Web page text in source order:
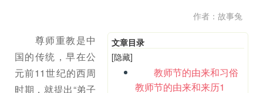
作者：故事兔
文章目录
[隐藏]
教师节的由来和习俗
教师节的由来和来历1
尊师重教是中
国的传统，早在公
元前11世纪的西周
时期，就提出“弟子